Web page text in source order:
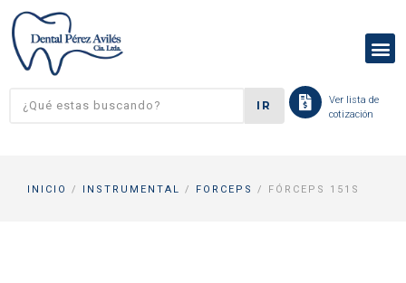
IR
Ver lista de
cotización
INICIO / INSTRUMENTAL / FORCEPS / FÓRCEPS 151S